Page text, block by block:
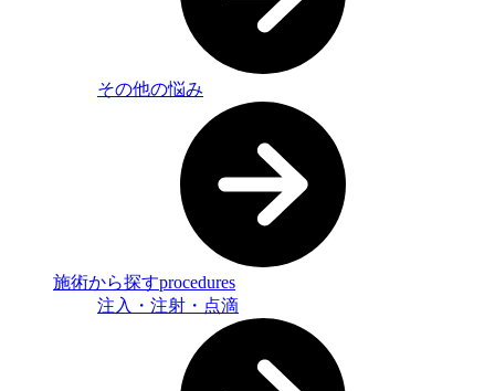
その他の悩み
施術から探すprocedures
注入・注射・点滴